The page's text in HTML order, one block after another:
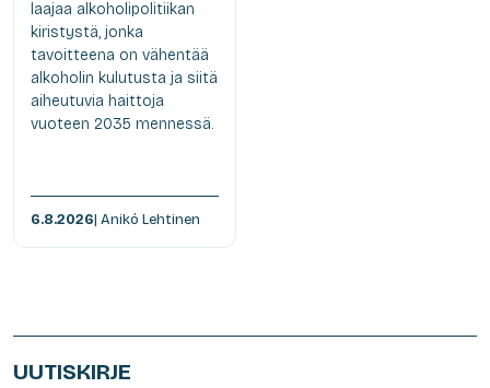
laajaa alkoholipolitiikan
kiristystä, jonka
tavoitteena on vähentää
alkoholin kulutusta ja siitä
aiheutuvia haittoja
vuoteen 2035 mennessä.
6.8.2026| Anikó Lehtinen
UUTISKIRJE